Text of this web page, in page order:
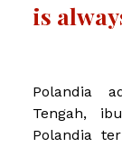
is
Polandia
Tengah,
Polandia